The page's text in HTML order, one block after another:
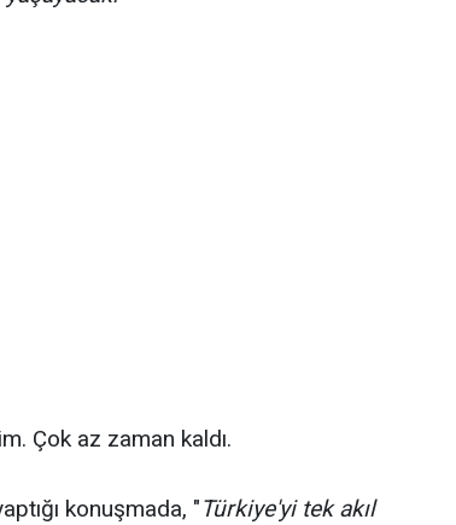
Çok az zaman kaldı.
konuşmada, "Türkiye'yi tek akıl